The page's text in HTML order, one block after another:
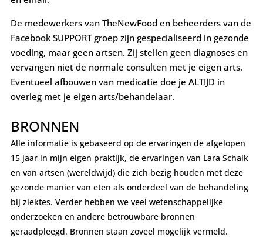
De medewerkers van TheNewFood en beheerders van de
Facebook SUPPORT groep zijn gespecialiseerd in gezonde
voeding, maar geen artsen. Zij stellen geen diagnoses en
vervangen niet de normale consulten met je eigen arts.
Eventueel afbouwen van medicatie doe je ALTIJD in
overleg met je eigen arts/behandelaar.
BRONNEN
Alle informatie is gebaseerd op de ervaringen de afgelopen
15 jaar in mijn eigen praktijk, de ervaringen van Lara Schalk
en van artsen (wereldwijd) die zich bezig houden met deze
gezonde manier van eten als onderdeel van de behandeling
bij ziektes. Verder hebben we veel wetenschappelijke
onderzoeken en andere betrouwbare bronnen
geraadpleegd. Bronnen staan zoveel mogelijk vermeld.